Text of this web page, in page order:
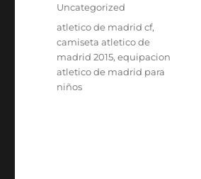
Categorías
Uncategorized
Etiquetas
atletico de madrid cf,
camiseta atletico de
madrid 2015,equipacion
atletico de madrid para
niños